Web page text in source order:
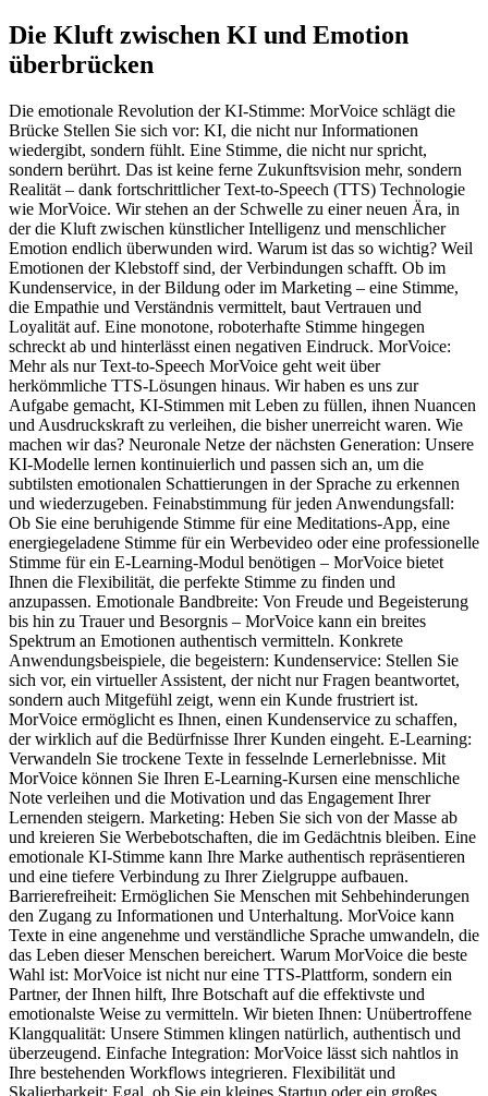
Die Kluft zwischen KI und Emotion
überbrücken
Die emotionale Revolution der KI-Stimme: MorVoice schlägt die
Brücke Stellen Sie sich vor: KI, die nicht nur Informationen
wiedergibt, sondern fühlt. Eine Stimme, die nicht nur spricht,
sondern berührt. Das ist keine ferne Zukunftsvision mehr, sondern
Realität – dank fortschrittlicher Text-to-Speech (TTS) Technologie
wie MorVoice. Wir stehen an der Schwelle zu einer neuen Ära, in
der die Kluft zwischen künstlicher Intelligenz und menschlicher
Emotion endlich überwunden wird. Warum ist das so wichtig? Weil
Emotionen der Klebstoff sind, der Verbindungen schafft. Ob im
Kundenservice, in der Bildung oder im Marketing – eine Stimme,
die Empathie und Verständnis vermittelt, baut Vertrauen und
Loyalität auf. Eine monotone, roboterhafte Stimme hingegen
schreckt ab und hinterlässt einen negativen Eindruck. MorVoice:
Mehr als nur Text-to-Speech MorVoice geht weit über
herkömmliche TTS-Lösungen hinaus. Wir haben es uns zur
Aufgabe gemacht, KI-Stimmen mit Leben zu füllen, ihnen Nuancen
und Ausdruckskraft zu verleihen, die bisher unerreicht waren. Wie
machen wir das? Neuronale Netze der nächsten Generation: Unsere
KI-Modelle lernen kontinuierlich und passen sich an, um die
subtilsten emotionalen Schattierungen in der Sprache zu erkennen
und wiederzugeben. Feinabstimmung für jeden Anwendungsfall:
Ob Sie eine beruhigende Stimme für eine Meditations-App, eine
energiegeladene Stimme für ein Werbevideo oder eine professionelle
Stimme für ein E-Learning-Modul benötigen – MorVoice bietet
Ihnen die Flexibilität, die perfekte Stimme zu finden und
anzupassen. Emotionale Bandbreite: Von Freude und Begeisterung
bis hin zu Trauer und Besorgnis – MorVoice kann ein breites
Spektrum an Emotionen authentisch vermitteln. Konkrete
Anwendungsbeispiele, die begeistern: Kundenservice: Stellen Sie
sich vor, ein virtueller Assistent, der nicht nur Fragen beantwortet,
sondern auch Mitgefühl zeigt, wenn ein Kunde frustriert ist.
MorVoice ermöglicht es Ihnen, einen Kundenservice zu schaffen,
der wirklich auf die Bedürfnisse Ihrer Kunden eingeht. E-Learning:
Verwandeln Sie trockene Texte in fesselnde Lernerlebnisse. Mit
MorVoice können Sie Ihren E-Learning-Kursen eine menschliche
Note verleihen und die Motivation und das Engagement Ihrer
Lernenden steigern. Marketing: Heben Sie sich von der Masse ab
und kreieren Sie Werbebotschaften, die im Gedächtnis bleiben. Eine
emotionale KI-Stimme kann Ihre Marke authentisch repräsentieren
und eine tiefere Verbindung zu Ihrer Zielgruppe aufbauen.
Barrierefreiheit: Ermöglichen Sie Menschen mit Sehbehinderungen
den Zugang zu Informationen und Unterhaltung. MorVoice kann
Texte in eine angenehme und verständliche Sprache umwandeln, die
das Leben dieser Menschen bereichert. Warum MorVoice die beste
Wahl ist: MorVoice ist nicht nur eine TTS-Plattform, sondern ein
Partner, der Ihnen hilft, Ihre Botschaft auf die effektivste und
emotionalste Weise zu vermitteln. Wir bieten Ihnen: Unübertroffene
Klangqualität: Unsere Stimmen klingen natürlich, authentisch und
überzeugend. Einfache Integration: MorVoice lässt sich nahtlos in
Ihre bestehenden Workflows integrieren. Flexibilität und